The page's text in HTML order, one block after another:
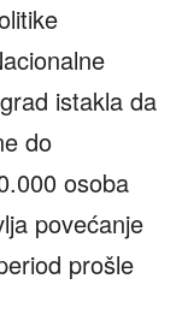
istakla da
do
osoba
povećanje
prošle